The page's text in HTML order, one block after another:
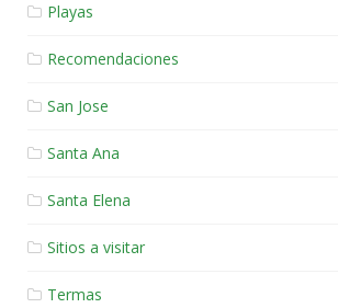
Playas
Recomendaciones
San Jose
Santa Ana
Santa Elena
Sitios a visitar
Termas